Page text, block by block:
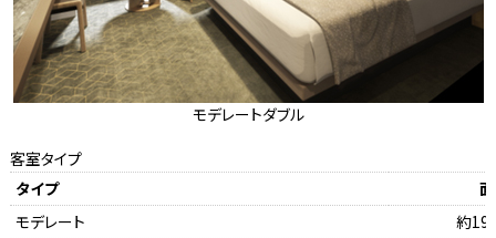
モデレートダブル
客室タイプ
タイプ
モデレート
約